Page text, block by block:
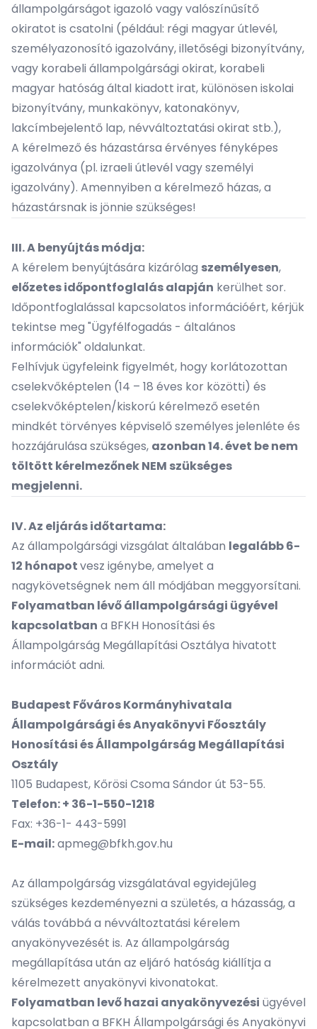
állampolgárságot igazoló vagy valószínűsítő
okiratot is csatolni (például: régi magyar útlevél,
személyazonosító igazolvány, illetőségi bizonyítvány,
vagy korabeli állampolgársági okirat, korabeli
magyar hatóság által kiadott irat, különösen iskolai
bizonyítvány, munkakönyv, katonakönyv,
lakcímbejelentő lap, névváltoztatási okirat stb.),
A kérelmező és házastársa érvényes fényképes
igazolványa (pl. izraeli útlevél vagy személyi
igazolvány). Amennyiben a kérelmező házas, a
házastársnak is jönnie szükséges!
III. A benyújtás módja:
A kérelem benyújtására kizárólag személyesen,
előzetes időpontfoglalás alapján kerülhet sor.
Időpontfoglalással kapcsolatos információért, kérjük
tekintse meg "Ügyfélfogadás - általános
információk" oldalunkat.
Felhívjuk ügyfeleink figyelmét, hogy korlátozottan
cselekvőképtelen (14 – 18 éves kor közötti) és
cselekvőképtelen/kiskorú kérelmező esetén
mindkét törvényes képviselő személyes jelenléte és
hozzájárulása szükséges, azonban 14. évet be nem
töltött kérelmezőnek NEM szükséges
megjelenni.
IV. Az eljárás időtartama:
Az állampolgársági vizsgálat általában legalább 6-
12 hónapotvesz igénybe, amelyet a
nagykövetségnek nem áll módjában meggyorsítani.
Folyamatban lévő állampolgársági ügyével
kapcsolatban a BFKH Honosítási és
Állampolgárság Megállapítási Osztálya hivatott
információt adni.
Budapest Főváros Kormányhivatala
Állampolgársági és Anyakönyvi Főosztály
Honosítási és Állampolgárság Megállapítási
Osztály
1105 Budapest, Kőrösi Csoma Sándor út 53-55.
Telefon: + 36-1-550-1218
Fax: +36-1- 443-5991
E-mail:apmeg@bfkh.gov.hu
Az állampolgárság vizsgálatával egyidejűleg
szükséges kezdeményezni a születés, a házasság, a
válás továbbá a névváltoztatási kérelem
anyakönyvezését is. Az állampolgárság
megállapítása után az eljáró hatóság kiállítja a
kérelmezett anyakönyvi kivonatokat.
Folyamatban levő hazai anyakönyvezési ügyével
kapcsolatban a BFKH Állampolgársági és Anyakönyvi